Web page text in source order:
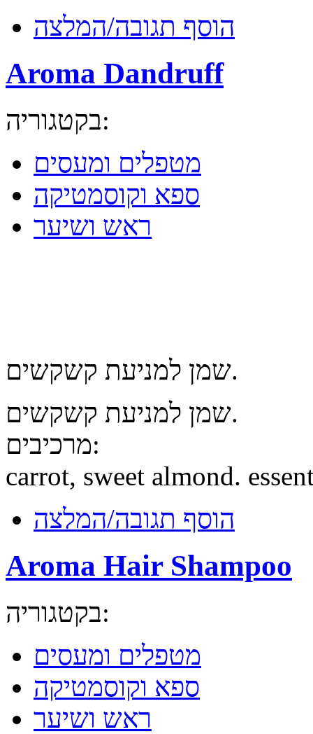
הוסף תגובה/המלצה
Aroma Dandruff
בקטגוריה:
מטפלים ומעסים
ספא וקוסמטיקה
ראש ושיער
שמן למניעת קשקשים.
שמן למניעת קשקשים.
מרכיבים:
carrot, sweet almond.
הוסף תגובה/המלצה
Aroma Hair Shampoo
בקטגוריה:
מטפלים ומעסים
ספא וקוסמטיקה
ראש ושיער